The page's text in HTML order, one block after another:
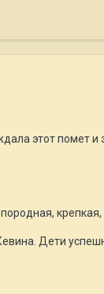
этот помет
Дети